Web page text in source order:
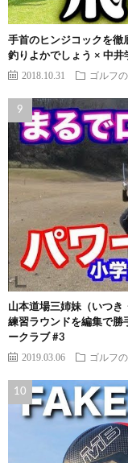
手首のヒンジコックを徹
釣りよかでしょう × 中井
2018.10.31 ゴルフ
山本道場三姉妹（いつ
練習ラウンドを編集で勝
ークラブ #3
2019.03.06 ゴルフ